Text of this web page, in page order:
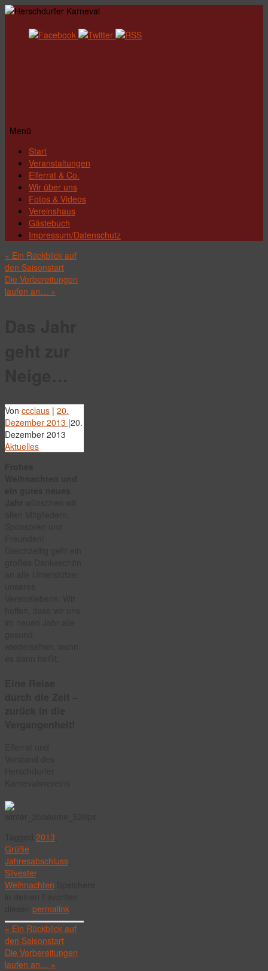
Menü
Zum
Inhalt
springen
Start
Veranstaltungen
Elferrat & Co.
Wir über uns
Fotos & Videos
Vereinshaus
Gästebuch
Impressum/Datenschutz
« Ein Rückblick auf
den Saisonstart
Die Vorbereitungen
laufen an… »
Von ccclaus | 20.
Dezember 2013 |20.
Dezember 2013
Aktuelles
2013
Grüße
Jahresabschluss
Silvester,
Weihnachten
permalink
« Ein Rückblick auf
den Saisonstart
Die Vorbereitungen
laufen an… »